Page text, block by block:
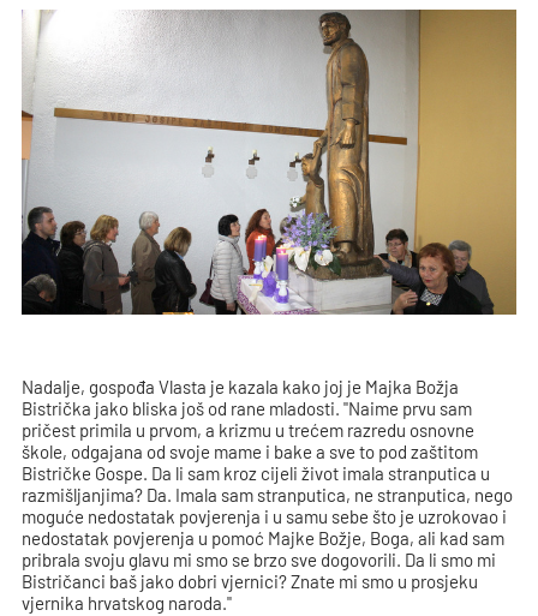
Nadalje, gospođa Vlasta je kazala kako joj je Majka Božja
Bistrička jako bliska još od rane mladosti. "Naime prvu sam
pričest primila u prvom, a krizmu u trećem razredu osnovne
škole, odgajana od svoje mame i bake a sve to pod zaštitom
Bistričke Gospe. Da li sam kroz cijeli život imala stranputica u
razmišljanjima? Da. Imala sam stranputica, ne stranputica, nego
moguće nedostatak povjerenja i u samu sebe što je uzrokovao i
nedostatak povjerenja u pomoć Majke Božje, Boga, ali kad sam
pribrala svoju glavu mi smo se brzo sve dogovorili. Da li smo mi
Bistričanci baš jako dobri vjernici? Znate mi smo u prosjeku
vjernika hrvatskog naroda."